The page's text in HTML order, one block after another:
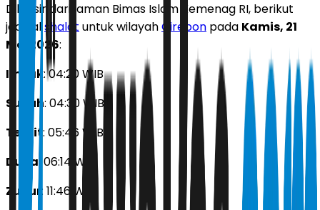
Dilansir dari laman Bimas Islam Kemenag RI, berikut
jadwal shalat untuk wilayahCirebon pada Kamis, 21
Mei 2026:
Imsak: 04:20 WIB
Subuh: 04:30 WIB
Terbit : 05:46 WIB
Duha : 06:14 WIB
Zuhur : 11:46 WIB